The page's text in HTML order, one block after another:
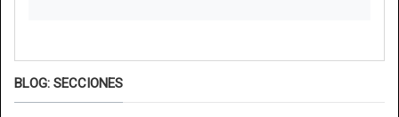
BLOG: SECCIONES